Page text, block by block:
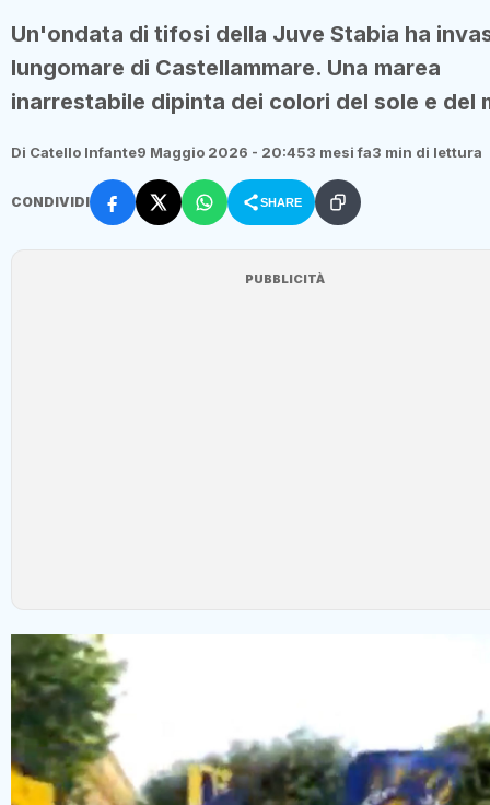
Un'ondata di tifosi della Juve Stabia ha
lungomare di Castellammare. Una marea
inarrestabile dipinta dei colori del sole e del
Di Catello Infante9 Maggio 2026 - 20:453 mesi fa3 min di lettura
CONDIVIDI SHARE
PUBBLICITÀ